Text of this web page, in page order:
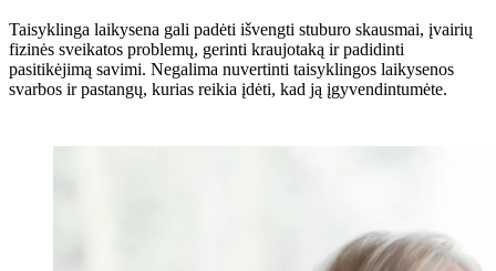
Taisyklinga laikysena gali padėti išvengti stuburo skausmai, įvairių
fizinės sveikatos problemų, gerinti kraujotaką ir padidinti
pasitikėjimą savimi. Negalima nuvertinti taisyklingos laikysenos
svarbos ir pastangų, kurias reikia įdėti, kad ją įgyvendintumėte.